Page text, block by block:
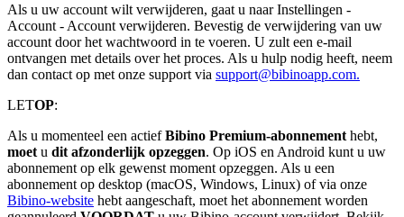
Als u uw account wilt verwijderen, gaat u naar Instellingen -
Account - Account verwijderen. Bevestig de verwijdering van uw
account door het wachtwoord in te voeren. U zult een e-mail
ontvangen met details over het proces. Als u hulp nodig heeft, neem
dan contact op met onze support via support@bibinoapp.com.
LETOP:
Als u momenteel een actiefBibino Premium-abonnement hebt,
moet u dit afzonderlijk opzeggen. Op iOS en Android kunt u uw
abonnement op elk gewenst moment opzeggen. Als u een
abonnement op desktop (macOS, Windows, Linux) of via onze
Bibino-website hebt aangeschaft, moet het abonnement worden